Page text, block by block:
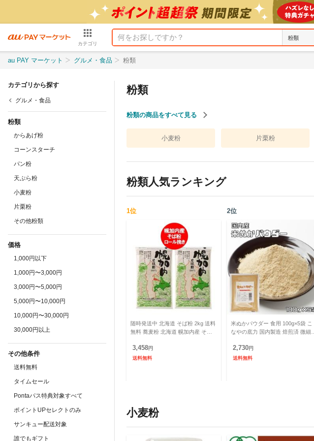
カテゴリ
au PAY マーケット グルメ・食品 粉類
カテゴリから探す
グルメ・食品
粉類
からあげ粉
コーンスターチ
パン粉
天ぷら粉
小麦粉
片栗粉
その他粉類
価格
1,000円以下
1,000円〜3,000円
3,000円〜5,000円
5,000円〜10,000円
10,000円〜30,000円
30,000円以上
その他条件
送料無料
タイムセール
Pontaパス特典対象すべて
ポイントUPセレクトのみ
サンキュー配送対象
誰でもギフト
粉類
粉類の商品をすべて見る
小麦粉 片栗粉
粉類人気ランキング
1位
随時発送中 北海道 そば粉 2kg 送料
無料 蕎麦粉 北海道 幌加内産 そば
麦粉 そば粉
3,458円
送料無料
2位
米ぬかパウダー 食用 100g×5袋 こ
なやの底力 国内製造 焙煎済 微細粉
食べる米ぬか 健
2,730円
送料無料
小麦粉